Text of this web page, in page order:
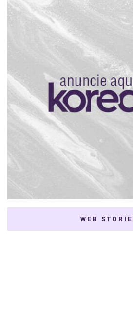
WEB
7 K-dramas Enemies
to Lovers